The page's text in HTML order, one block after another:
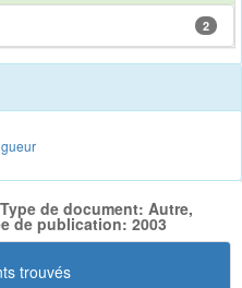
2
de document: Autre,
de publication: 2003
trouvés